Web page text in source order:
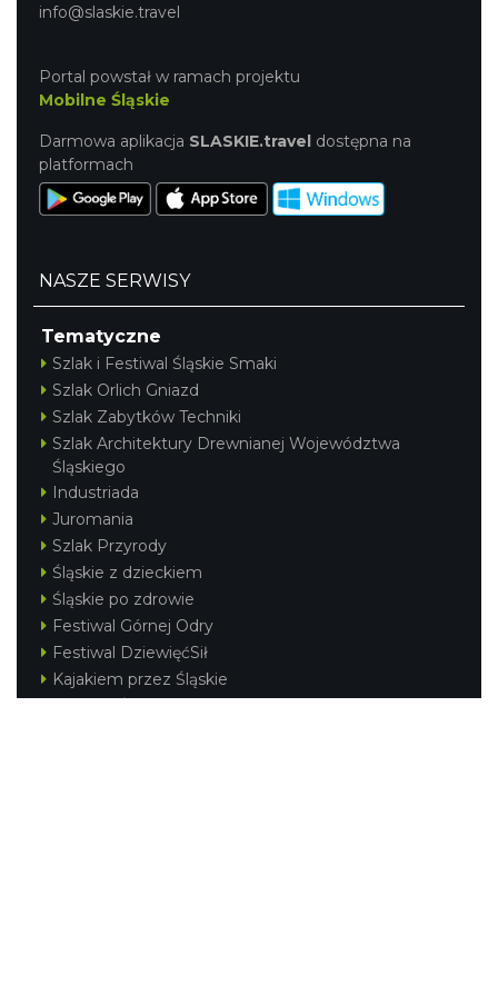
info@slaskie.travel
Portal powstał w ramach projektu
Mobilne Śląskie
Darmowa aplikacja SLASKIE.travel dostępna na
platformach
NASZE SERWISY
Tematyczne
Szlak i Festiwal Śląskie Smaki
Szlak Orlich Gniazd
Szlak Zabytków Techniki
Szlak Architektury Drewnianej Województwa
Śląskiego
Industriada
Juromania
Szlak Przyrody
Śląskie z dzieckiem
Śląskie po zdrowie
Festiwal Górnej Odry
Festiwal DziewięćSił
Kajakiem przez Śląskie